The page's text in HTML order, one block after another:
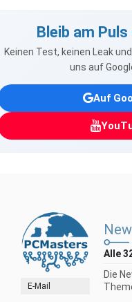
Bleib am
Keinen Test, keinen Leak
uns auf
Auf
E-Mail
Alle
Die